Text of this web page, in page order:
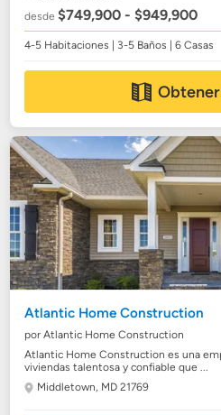
desde$749,900 - $949,900
4-5 Habitaciones | 3-5 Baños | 6 Casas
Atlantic Home Construction
por Atlantic Home Construction
Atlantic Home Construction es una
viviendas talentosa y confiable que ...
Middletown, MD 21769